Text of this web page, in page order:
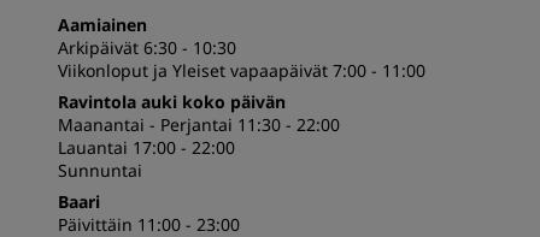
Aamiainen
Arkipäivät 6:30 - 10:30
Viikonloput ja Yleiset vapaapäivät 7:00 - 11:00
Ravintola auki koko päivän
Maanantai - Perjantai 11:30 - 22:00
Lauantai 17:00 - 22:00
Sunnuntai
Baari
Päivittäin 11:00 - 23:00